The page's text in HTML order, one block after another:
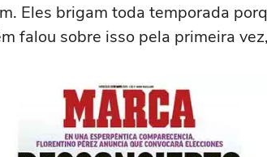
Eles brigam toda temporada
falou sobre isso pela primeira